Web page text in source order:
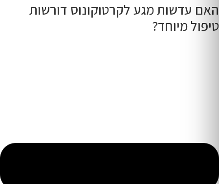
האם עדשות מגע לקרטוקונוס דורשות
טיפול מיוחד?